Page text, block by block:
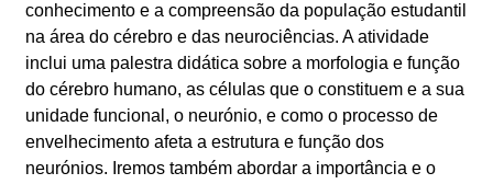
conhecimento e a compreensão da população estudantil
na área do cérebro e das neurociências. A atividade
inclui uma palestra didática sobre a morfologia e função
do cérebro humano, as células que o constituem e a sua
unidade funcional, o neurónio, e como o processo de
envelhecimento afeta a estrutura e função dos
neurónios. Iremos também abordar a importância e o